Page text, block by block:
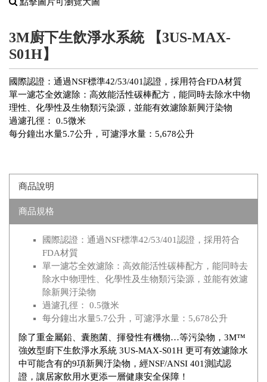
3M廚下生飲淨水系統 【3US-MAX-
S01H】
國際認證：通過NSF標準42/53/401認證，採用符合FDA材質
單一濾芯全效濾除：高效能活性碳棒配方，能同時去除水中物
理性、化學性及生物類污染源，並能有效濾除新興汙染物
過濾孔徑： 0.5微米
每分鐘出水量5.7公升，可濾淨水量：5,678公升
商品說明
商品規格
國際認證：通過NSF標準42/53/401認證，採用符合
FDA材質
單一濾芯全效濾除：高效能活性碳棒配方，能同時去
除水中物理性、化學性及生物類污染源，並能有效濾
除新興汙染物
過濾孔徑： 0.5微米
每分鐘出水量5.7公升，可濾淨水量：5,678公升
除了重金屬鉛、囊胞菌、揮發性有機物…等污染物，3M™
強效型廚下生飲淨水系統 3US-MAX-S01H 更可有效濾除水
中可能含有的9項新興汙染物，經NSF/ANSI 401測試認
證，讓居家飲用水更添一層健康安全保障！